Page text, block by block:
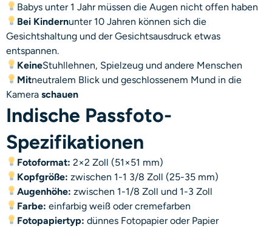
Babys unter 1 Jahr müssen die Augen nicht offen haben
Bei Kindernunter 10 Jahren können sich die
Gesichtshaltung und der Gesichtsausdruck etwas
entspannen.
KeineStuhllehnen, Spielzeug und andere Menschen
Mitneutralem Blick und geschlossenem Mund in die
Kamera schauen
Indische Passfoto-
Spezifikationen
Fotoformat: 2×2 Zoll (51×51 mm)
Kopfgröße: zwischen 1-1 3/8 Zoll (25-35 mm)
Augenhöhe: zwischen 1-1/8 Zoll und 1-3 Zoll
Farbe: einfarbig weiß oder cremefarben
Fotopapiertyp: dünnes Fotopapier oder Papier